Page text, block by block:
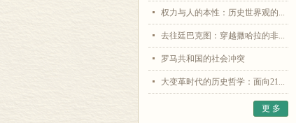
权力与人的本性：历史世界观的...
去往廷巴克图：穿越撒哈拉的非...
罗马共和国的社会冲突
大变革时代的历史哲学：面向21...
更 多